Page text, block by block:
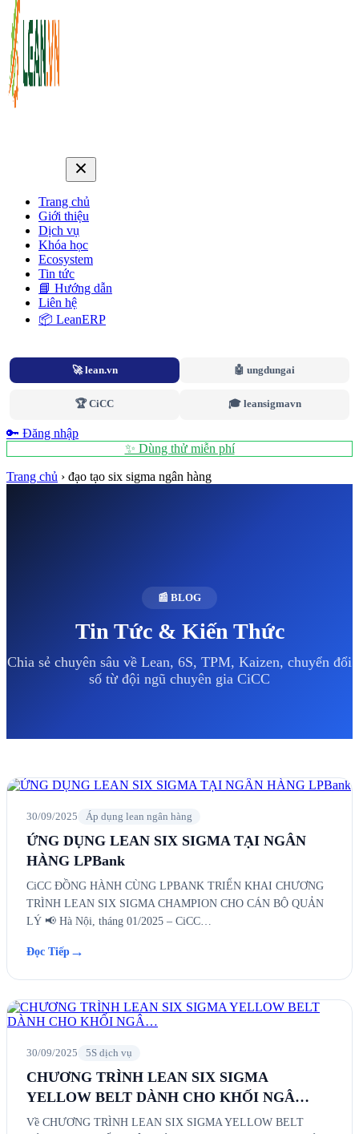
Trang chủ
Giới thiệu
Dịch vụ
Khóa học
Ecosystem
Tin tức
📘 Hướng dẫn
Liên hệ
📦 LeanERP
🚀 lean.vn 🤖 ungdungai
🏆 CiCC 🎓 leansigmavn
🔑 Đăng nhập
✨ Dùng thử miễn phí
Trang chủ › đạo tạo six sigma ngân hàng
📰 BLOG
Tin Tức & Kiến Thức
Chia sẻ chuyên sâu về Lean, 6S, TPM, Kaizen, chuyển đổi
số từ đội ngũ chuyên gia CiCC
30/09/2025 Áp dụng lean ngân hàng
ỨNG DỤNG LEAN SIX SIGMA TẠI NGÂN
HÀNG LPBank
CiCC ĐỒNG HÀNH CÙNG LPBANK TRIỂN KHAI CHƯƠNG
TRÌNH LEAN SIX SIGMA CHAMPION CHO CÁN BỘ QUẢN
LÝ 📢 Hà Nội, tháng 01/2025 – CiCC…
Đọc Tiếp →
30/09/2025 5S dịch vụ
CHƯƠNG TRÌNH LEAN SIX SIGMA
YELLOW BELT DÀNH CHO KHỐI NGÂ…
Về CHƯƠNG TRÌNH LEAN SIX SIGMA YELLOW BELT